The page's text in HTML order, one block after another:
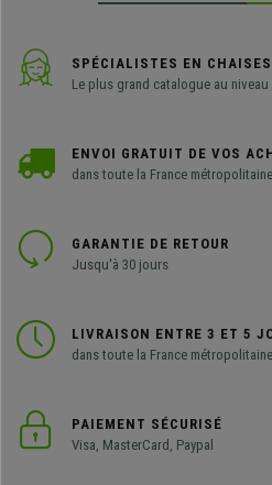
SPÉCIALISTES EN CHAISES
Le plus grand catalogue au niveau
ENVOI GRATUIT DE VOS
dans toute la France métropolitaine
GARANTIE DE RETOUR
Jusqu'à 30 jours
LIVRAISON ENTRE 3 ET 5
dans toute la France
PAIEMENT SÉCURISÉ
Visa, MasterCard, Paypal